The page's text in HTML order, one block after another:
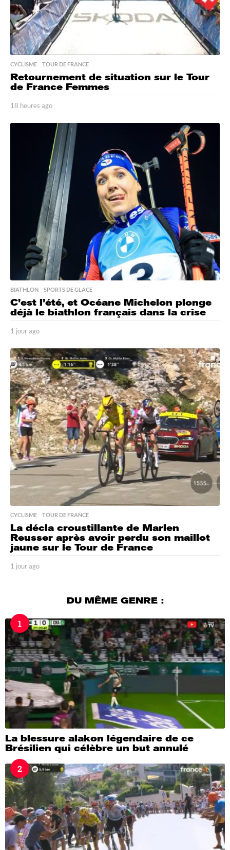
CYCLISME ,TOUR DE FRANCE
Retournement de situation sur le Tour
de France Femmes
18 heures ago
h
e
u
r
e
s
a
g
o
BIATHLON ,SPORTS DE GLACE
C’est l’été, et Océane Michelon plonge
déjà le biathlon français dans la crise
1 jour ago
o
u
r
a
g
o
CYCLISME ,TOUR DE FRANCE
La décla croustillante de Marlen
Reusser après avoir perdu son maillot
jaune sur le Tour de France
1 jour ago
g
o
DU MÊME GENRE :
1
La blessure alakon légendaire de ce
Brésilien qui célèbre un but annulé
2